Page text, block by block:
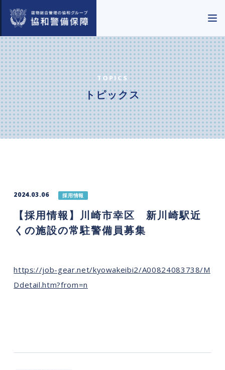
TOPICS
トピックス
2024.03.06 採用情報
【採用情報】川崎市幸区 新川崎駅近
くの施設の常駐警備員募集
https://job-gear.net/kyowakeibi2/A00824083738/M
Ddetail.htm?from=n